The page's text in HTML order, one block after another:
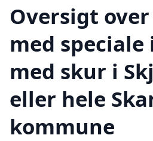
Oversigt
med
med skur i
eller hele
kommune